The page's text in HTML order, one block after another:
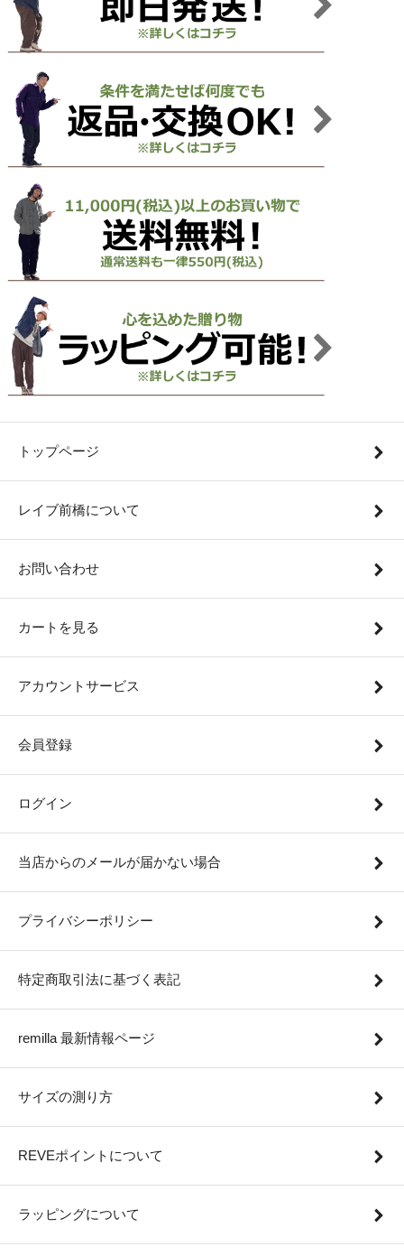
トップページ
レイブ前橋について
お問い合わせ
カートを見る
アカウントサービス
会員登録
ログイン
当店からのメールが届かない場合
プライバシーポリシー
特定商取引法に基づく表記
remilla 最新情報ページ
サイズの測り方
REVEポイントについて
ラッピングについて